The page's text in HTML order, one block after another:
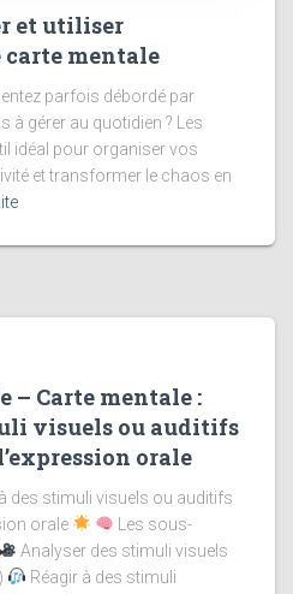
et utiliser
mentale
parfois débordé par
à gérer au quotidien ? Les
idéal pour organiser vos
et transformer le chaos en
– Carte mentale :
visuels ou auditifs
orale
des stimuli visuels ou auditifs
orale
Les sous-
Analyser des stimuli visuels
Réagir à des stimuli